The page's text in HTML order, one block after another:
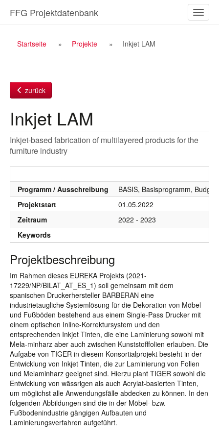
Inhalt
ein-/
FFG Projektdatenbank
Breadcrumb
Startseite Projekte Inkjet LAM
zurück
Inkjet LAM
Inkjet-based fabrication of multilayered products for the
furniture industry
Programm / Ausschreibung
BASIS, Basisprogramm,
Projektstart
01.05.2022
Zeitraum
2022 - 2023
Keywords
Projektbeschreibung
Im Rahmen dieses EUREKA Projekts (2021-
17229/NP/BILAT_AT_ES_1) soll gemeinsam mit dem
spanischen Druckerhersteller BARBERAN eine
industrietaugliche Systemlösung für die Dekoration von Möbel
und Fußböden bestehend aus einem Single-Pass Drucker mit
einem optischen Inline-Korrektursystem und den
entsprechenden Inkjet Tinten, die eine Laminierung sowohl mit
Mela-minharz aber auch zwischen Kunststofffolien erlauben. Die
Aufgabe von TIGER in diesem Konsortialprojekt besteht in der
Entwicklung von Inkjet Tinten, die zur Laminierung von Folien
und Melaminharz geeignet sind. Hierzu plant TIGER sowohl die
Entwicklung von wässrigen als auch Acrylat-basierten Tinten,
um möglichst alle Anwendungsfälle abdecken zu können. In den
folgenden Abbildungen sind die in der Möbel- bzw.
Fußbodenindustrie gängigen Aufbauten und
Laminierungsverfahren aufgeführt.